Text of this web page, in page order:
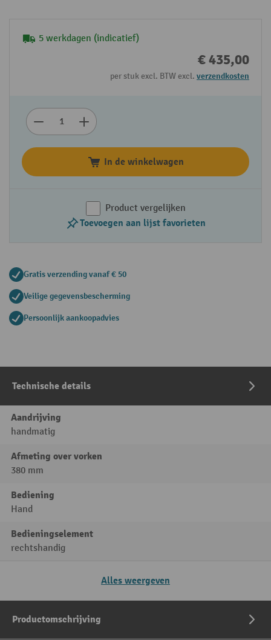
5 werkdagen (indicatief)
€ 435,00
per stuk excl. BTW excl. verzendkosten
In de winkelwagen
Product vergelijken
Toevoegen aan lijst favorieten
Gratis verzending vanaf € 50
Veilige gegevensbescherming
Persoonlijk aankoopadvies
Technische details
Aandrijving
handmatig
Afmeting over vorken
380 mm
Bediening
Hand
Bedieningselement
rechtshandig
Alles weergeven
Productomschrijving